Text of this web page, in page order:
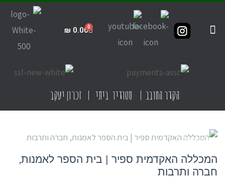
₪ 0.00
הקדר החובב | סטודיו ביתי | זכרון יעקב
מוסדות לימוד
המכללה האקדמית ספיר | בית הספר לאמנות,
חברה ותרבות